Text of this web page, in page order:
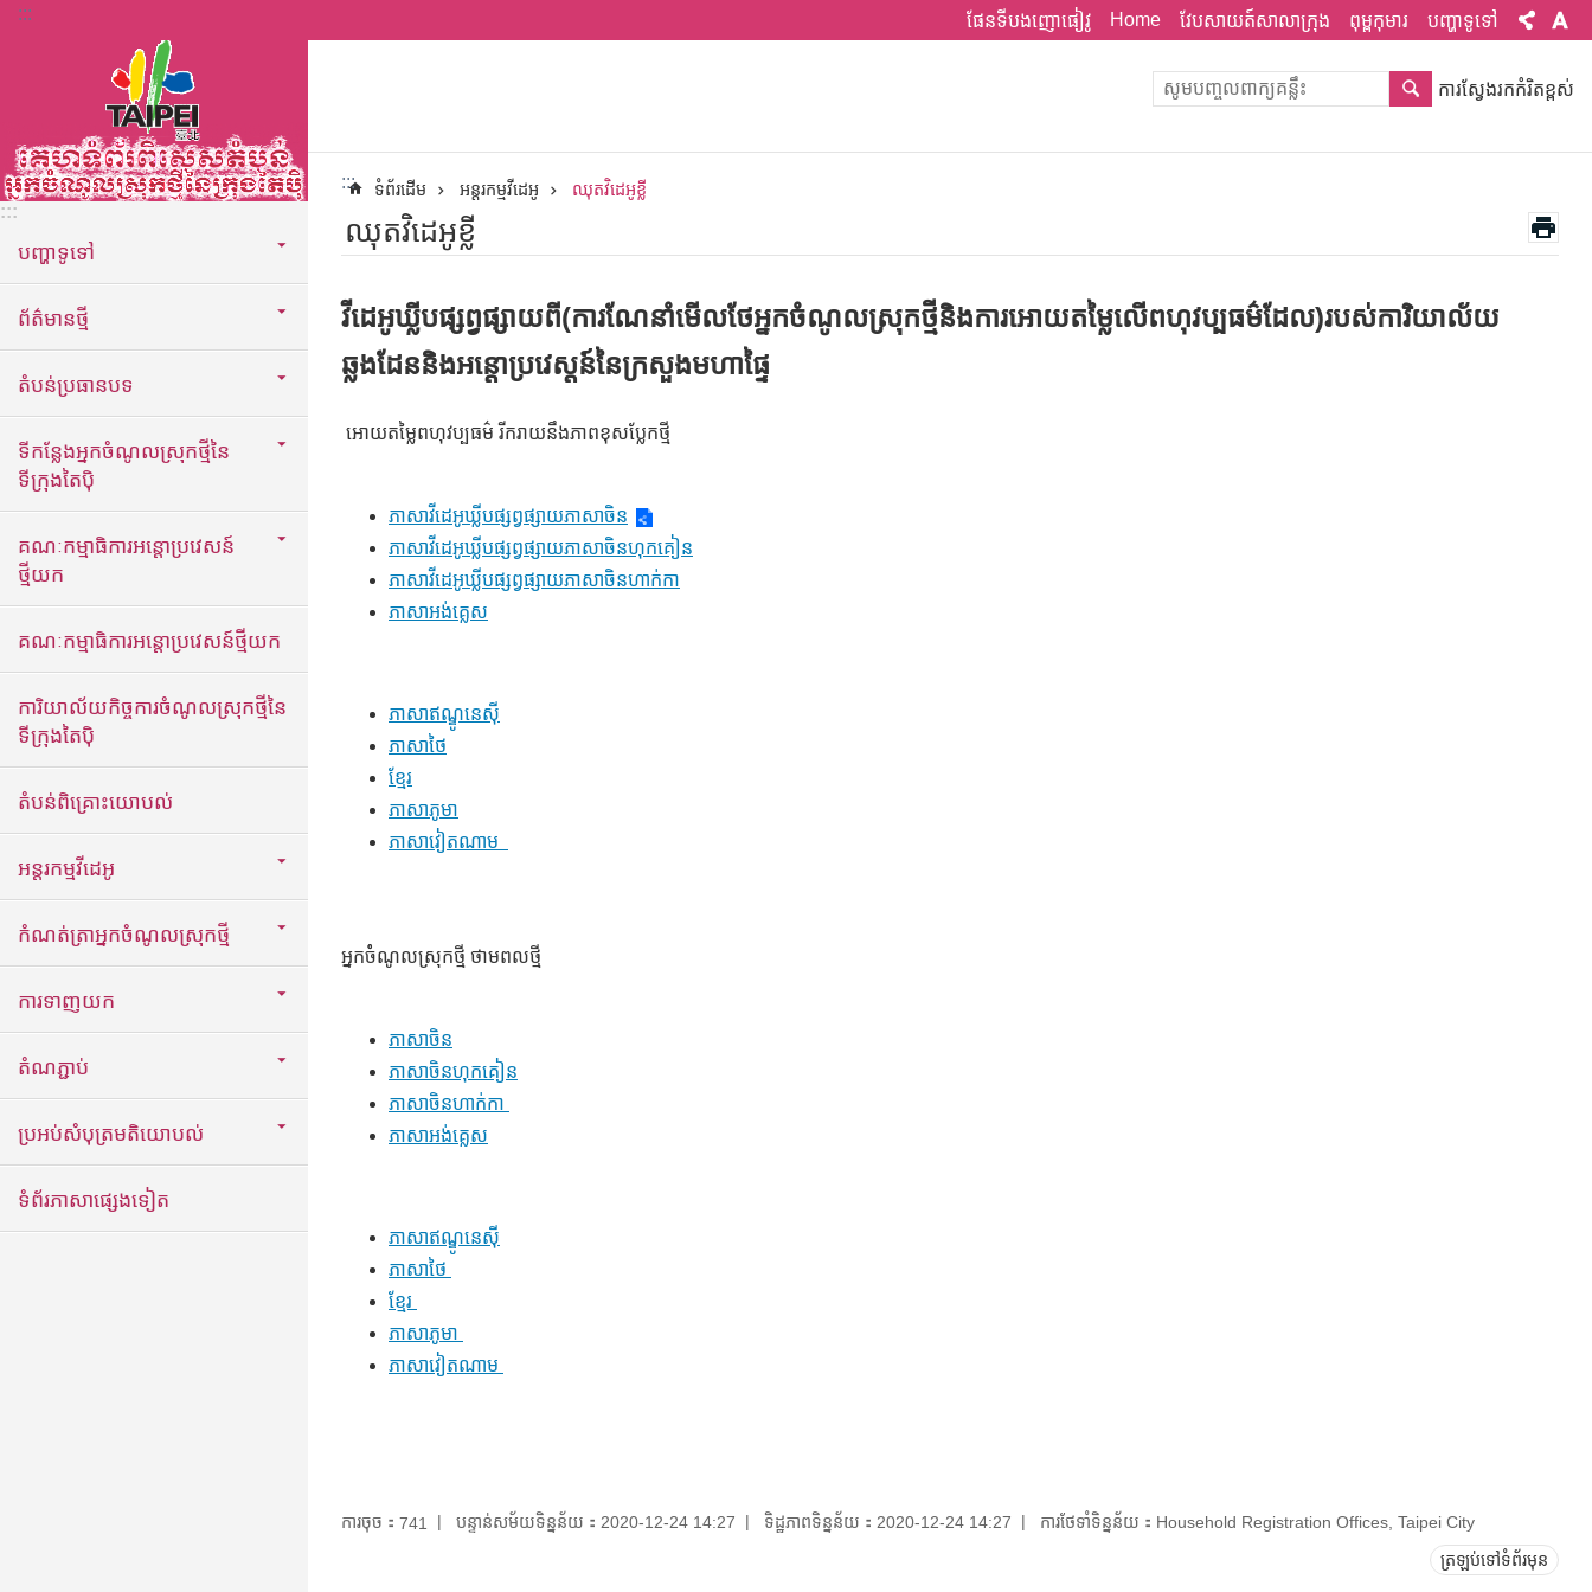
ទៅកាន់មាតិកាប្លុកមាតិកាសំខាន់
::: ផែនទីបងញោផៀវូ Home វែបសាយត៍សាលាក្រុង ពុម្ពកុមារ បញ្ហាទូទៅ
:::
បញ្ហាទូទៅ
ព័ត៌មានថ្មី
តំបន់ប្រធានបទ
ទីកន្លែងអ្នកចំណូលស្រុកថ្មីនៃ
ទីក្រុងតៃប៉ិ
គណៈកម្មាធិការអន្តោប្រវេសន៍
ថ្មីយក
គណៈកម្មាធិការអន្តោប្រវេសន៍ថ្មីយក
ការិយាល័យកិច្ចការចំណូលស្រុកថ្មីនៃ
ទីក្រុងតៃប៉ិ
តំបន់ពិគ្រោះយោបល់
អន្តរកម្មវីដេអូ
កំណត់ត្រាអ្នកចំណូលស្រុកថ្មី
ការទាញយក
តំណភ្ជាប់
ប្រអប់សំបុត្រមតិយោបល់
ទំព័រភាសាផ្សេងទៀត
ការស្វែងរកកំរិតខ្ពស់
::: ទំព័រដើម អន្តរកម្មវីដេអូ ឈុតវិដេអូខ្លី
ឈុតវិដេអូខ្លី
វីដេអូឃ្លីបផ្សព្វផ្សាយពី(ការណែនាំមើលថែអ្នកចំណូលស្រុកថ្មីនិងការអោយតម្លៃលើពហុវប្បធម៌ដែល)របស់ការិយាល័យ
ឆ្លងដែននិងអន្តោប្រវេស្តន៍នៃក្រសួងមហាផ្ទៃ
អោយតម្លៃពហុវប្បធម៌ រីករាយនឹងភាពខុសប្លែកថ្មី
ភាសាវីដេអូឃ្លីបផ្សព្វផ្សាយភាសាចិន
ភាសាវីដេអូឃ្លីបផ្សព្វផ្សាយភាសាចិនហុកគៀន
ភាសាវីដេអូឃ្លីបផ្សព្វផ្សាយភាសាចិនហាក់កា
ភាសាអង់គ្លេស
ភាសាឥណ្ឌូនេស៊ី
ភាសាថៃ
ខ្មែរ
ភាសាភូមា
ភាសាវៀតណាម
អ្នកចំំណូលស្រុកថ្មី ថាមពលថ្មី
ភាសាចិន
ភាសាចិនហុកគៀន
ភាសាចិនហាក់កា
ភាសាអង់គ្លេស
ភាសាឥណ្ឌូនេស៊ី
ភាសាថៃ
ខ្មែរ
ភាសាភូមា
ភាសាវៀតណាម
ការចុច： 741 បន្ទាន់សម័យទិន្នន័យ：2020-12-24 14:27 ទិដ្ឋភាពទិន្នន័យ：2020-12-24 14:27 ការថែទាំទិន្នន័យ：Household Registration Offices, Taipei City
ត្រឡប់ទៅទំព័រមុន